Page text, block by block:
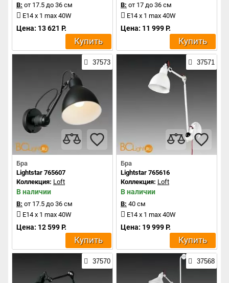
В: от 17.5 до 36 см
E14 x 1 max 40W
Цена: 13 621 Р.
Купить
В: от 17 до 36 см
E14 x 1 max 40W
Цена: 11 999 Р.
Купить
37573
Бра
Lightstar 765607
Коллекция: Loft
В наличии
В: от 17.5 до 36 см
E14 x 1 max 40W
Цена: 12 599 Р.
Купить
37571
Бра
Lightstar 765616
Коллекция: Loft
В наличии
В: 40 см
E14 x 1 max 40W
Цена: 19 999 Р.
Купить
37570 37568